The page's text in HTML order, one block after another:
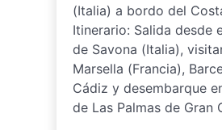
(Italia) a bordo del
Itinerario: Salida desde
de Savona (Italia),
Marsella (Francia),
Cádiz y desembarque
de Las Palmas de Gran